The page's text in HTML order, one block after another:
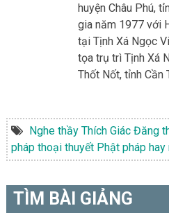
huyện Châu Phú,
gia năm 1977 với
tại Tịnh Xá Ngọc
tọa trụ trì Tịnh Xá
Thốt Nốt, tỉnh Cần
Nghe thầy Thích Giác Đăng
pháp thoại thuyết Phật pháp hay
TÌM BÀI GIẢNG